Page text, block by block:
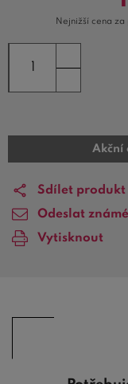
Nejnižší cena
Akční
Sdílet produkt
Odeslat
Vytisknout